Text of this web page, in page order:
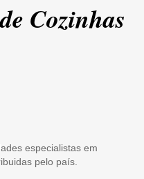
Cozinhas
especialistas em
pelo país.